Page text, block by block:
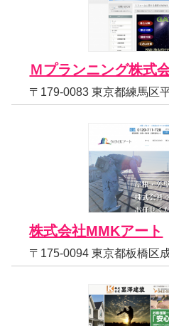
Ｍプランニング株式
〒179-0083 東京都練馬区
株式会社MMKアート
〒175-0094 東京都板橋区